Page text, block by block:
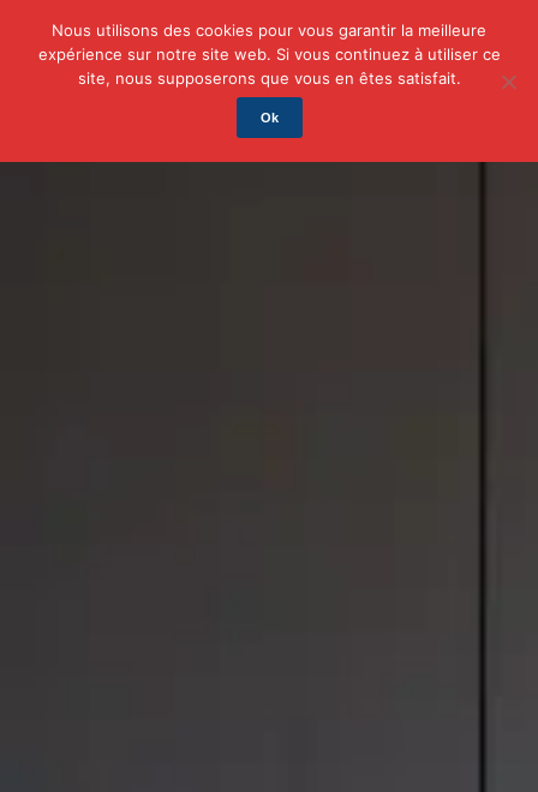
Auto/Moto Business Famille Finance
Nous utilisons des cookies pour vous garantir la meilleure
expérience sur notre site web. Si vous continuez à utiliser ce
site, nous supposerons que vous en êtes satisfait.
Ok